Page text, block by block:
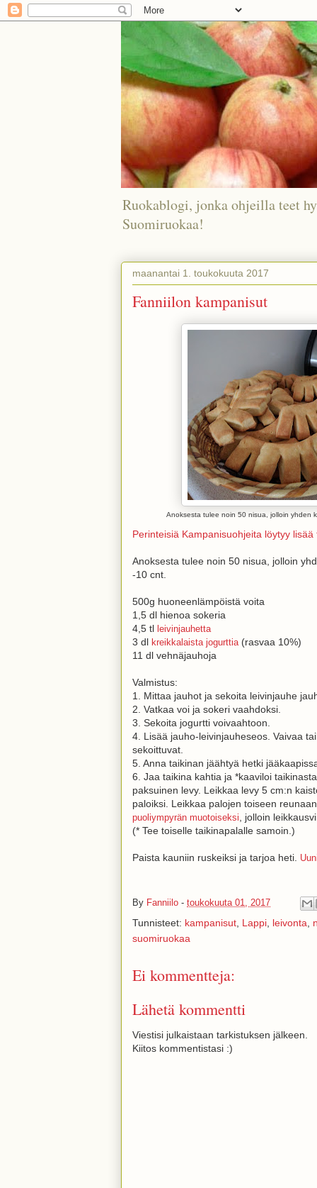
Ruokablogi, jonka ohjeilla teet
Suomiruokaa!
maanantai 1. toukokuuta 2017
Fanniilon kampanisut
Anoksesta tulee noin 50 nisua, jolloin yhden
Perinteisiä Kampanisuohjeita löytyy lisää
Anoksesta tulee noin 50 nisua, jolloin
-10 cnt.
500g huoneenlämpöistä voita
1,5 dl hienoa sokeria
4,5 tl leivinjauhetta
3 dl kreikkalaista jogurttia (rasvaa 10%)
11 dl vehnäjauhoja
Valmistus:
1. Mittaa jauhot ja sekoita leivinjauhe
2. Vatkaa voi ja sokeri vaahdoksi.
3. Sekoita jogurtti voivaahtoon.
4. Lisää jauho-leivinjauheseos. Vaivaa
sekoittuvat.
5. Anna taikinan jäähtyä hetki
6. Jaa taikina kahtia ja *kaaviloi
paksuinen levy. Leikkaa levy 5 cm:n
paloiksi. Leikkaa palojen toiseen
puoliympyrän muotoiseksi , jolloin
(* Tee toiselle taikinapalalle samoin.)
Paista kauniin ruskeiksi ja tarjoa heti.
By Fanniilo - toukokuuta 01, 2017
Tunnisteet: kampanisut Lappi leivonta
suomiruokaa
Ei kommentteja:
Lähetä kommentti
Viestisi julkaistaan tarkistuksen jälkeen.
Kiitos kommentistasi :)